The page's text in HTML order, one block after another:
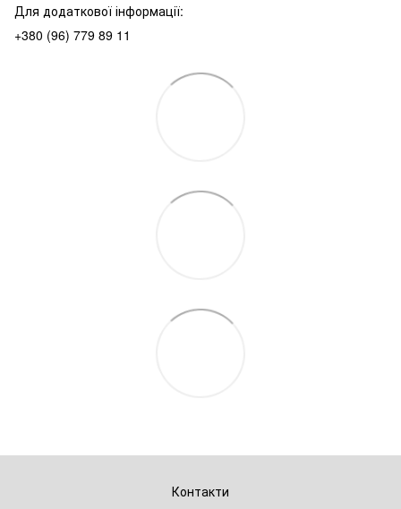
Для додаткової інформації:
+380 (96) 779 89 11
Контакти